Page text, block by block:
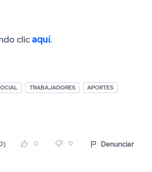
clicaquí.
TRABAJADORES
APORTES
0 0 Denunciar